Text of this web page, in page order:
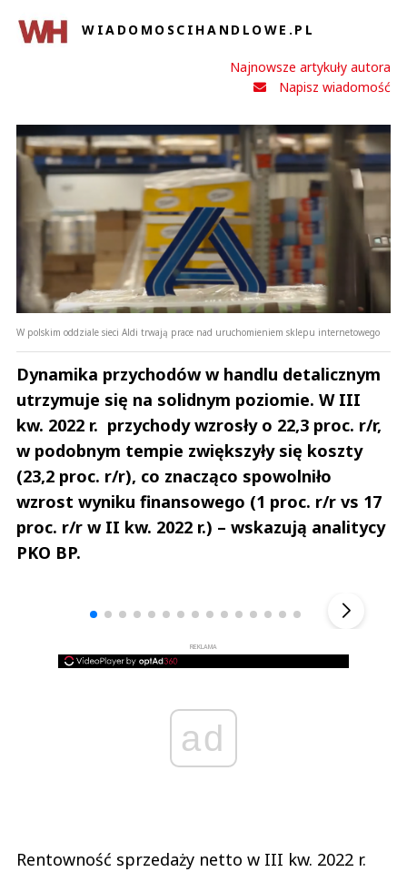
WIADOMOSCIHANDLOWE.PL
Najnowsze artykuły autora
Napisz wiadomość
W polskim oddziale sieci Aldi trwają prace nad uruchomieniem sklepu internetowego
Dynamika przychodów w handlu detalicznym
utrzymuje się na solidnym poziomie. W III
kw. 2022 r. przychody wzrosły o 22,3 proc. r/r,
w podobnym tempie zwiększyły się koszty
(23,2 proc. r/r), co znacząco spowolniło
wzrost wyniku finansowego (1 proc. r/r vs 17
proc. r/r w II kw. 2022 r.) – wskazują analitycy
PKO BP.
REKLAMA
ad
Rentowność sprzedaży netto w III kw. 2022 r.